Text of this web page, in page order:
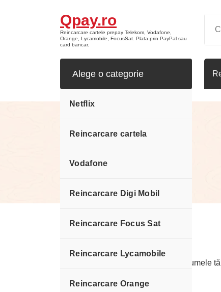
Qpay.ro
Reincarcare cartele prepay Telekom, Vodafone,
Orange, Lycamobile, FocusSat. Plata prin PayPal sau
card bancar.
Alege o categorie
Netflix
Reincarcare cartela
Vodafone
Reincarcare Digi Mobil
Reincarcare Focus Sat
Reincarcare Lycamobile
Reincarcare Orange
Ai uitat parola? Te rog să introduci numele
Nume utilizator sau email